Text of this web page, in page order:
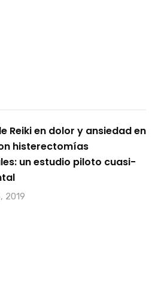
Reiki en dolor y ansiedad en
histerectomías
un estudio piloto cuasi-
2019